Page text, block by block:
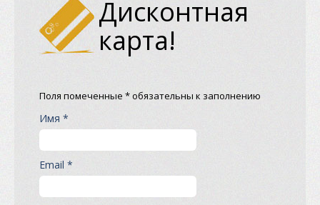
Дисконтная
карта!
Поля помеченные * обязательны к заполнению
Имя *
Email *